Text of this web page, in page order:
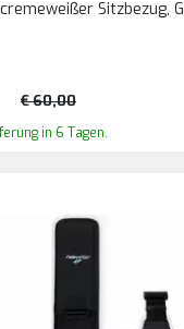
Sitzbezug,
€ 60,00
in 6 Tagen.